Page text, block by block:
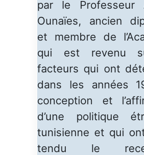
par le Professeur
Ounaïes, ancien
et membre de
qui est revenu
facteurs qui ont
dans les années
conception et
d’une politique
tunisienne et qui
tendu le